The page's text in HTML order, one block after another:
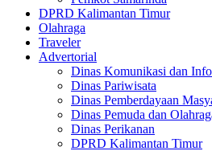
DPRD Kalimantan Timur
Olahraga
Traveler
Advertorial
Dinas Komunikasi dan
Dinas Pariwisata
Dinas Pemberdayaan
Dinas Pemuda dan
Dinas Perikanan
DPRD Kalimantan Timur